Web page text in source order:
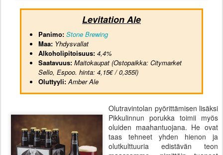
Levitation Ale
Panimo: Stone Brewing
Maa: Yhdysvallat
Alkoholipitoisuus: 4,4%
Saatavuus: Maitokaupat (Ostopaikka: Citymarket
Sello, Espoo. hinta: 4,15€ / 0,355l)
Oluttyyli:Amber Ale
Olutravintolan pyörittämisen lisäksi
Pikkulinnun porukka toimii myös
oluiden maahantuojana. He ovat
taas tehneet yhden hienon ja
olutkulttuuria edistävän teon